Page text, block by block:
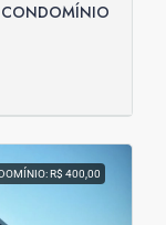
R$ 400,00